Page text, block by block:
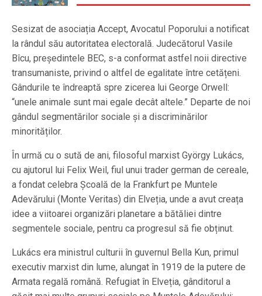
Sesizat de asociația Accept, Avocatul Poporului a notificat
la rândul său autoritatea electorală. Judecătorul Vasile
Bîcu, președintele BEC, s-a conformat astfel noii directive
transumaniste, privind o altfel de egalitate între cetățeni.
Gândurile te îndreaptă spre zicerea lui George Orwell:
“unele animale sunt mai egale decât altele.” Departe de noi
gândul segmentărilor sociale și a discriminărilor
minorităților.
În urmă cu o sută de ani, filosoful marxist György Lukács,
cu ajutorul lui Felix Weil, fiul unui trader german de cereale,
a fondat celebra Școală de la Frankfurt pe Muntele
Adevărului (Monte Veritas) din Elveția, unde a avut creața
idee a viitoarei organizări planetare a bătăliei dintre
segmentele sociale, pentru ca progresul să fie obținut.
Lukács era ministrul culturii în guvernul Bella Kun, primul
executiv marxist din lume, alungat în 1919 de la putere de
Armata regală română. Refugiat în Elveția, gânditorul a